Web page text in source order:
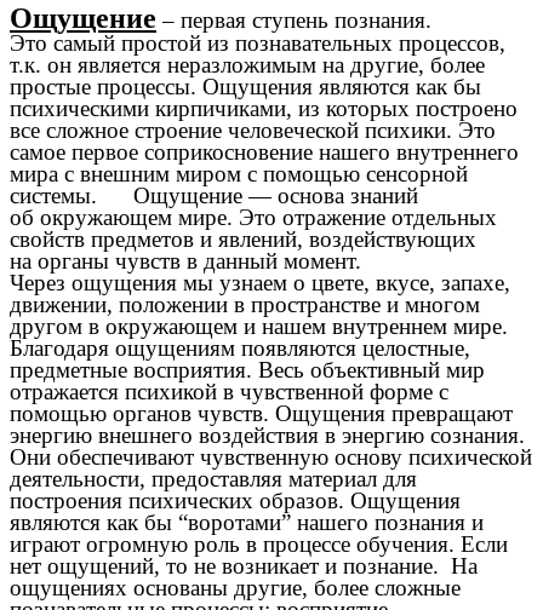
Ощущение – первая ступень познания.
Это самый простой из познавательных процессов,
т.к. он является неразложимым на другие, более
простые процессы. Ощущения являются как бы
психическими кирпичиками, из которых построено
все сложное строение человеческой психики. Это
самое первое соприкосновение нашего внутреннего
мира с внешним миром с помощью сенсорной
системы. Ощущение — основа знаний
об окружающем мире. Это отражение отдельных
свойств предметов и явлений, воздействующих
на органы чувств в данный момент.
Через ощущения мы узнаем о цвете, вкусе, запахе,
движении, положении в пространстве и многом
другом в окружающем и нашем внутреннем мире.
Благодаря ощущениям появляются целостные,
предметные восприятия. Весь объективный мир
отражается психикой в чувственной форме с
помощью органов чувств. Ощущения превращают
энергию внешнего воздействия в энергию сознания.
Они обеспечивают чувственную основу психической
деятельности, предоставляя материал для
построения психических образов. Ощущения
являются как бы “воротами” нашего познания и
играют огромную роль в процессе обучения. Если
нет ощущений, то не возникает и познание. На
ощущениях основаны другие, более сложные